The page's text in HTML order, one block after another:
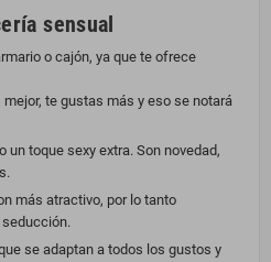
sensual
o cajón, ya que te ofrece
te gustas más y eso se notará
un toque sexy extra. Son novedad,
más atractivo, por lo tanto
se adaptan a todos los gustos y